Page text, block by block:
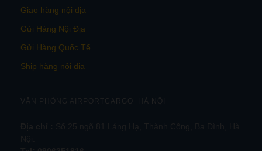
Giao hàng nội địa
Gửi Hàng Nội Địa
Gửi Hàng Quốc Tế
Ship hàng nội địa
VĂN PHÒNG AIRPORTCARGO HÀ NỘI